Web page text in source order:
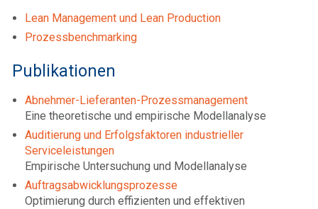
Lean Management und Lean Production
Prozessbenchmarking
Publikationen
Abnehmer-Lieferanten-Prozessmanagement
Eine theoretische und empirische Modellanalyse
Auditierung und Erfolgsfaktoren industrieller
Serviceleistungen
Empirische Untersuchung und Modellanalyse
Auftragsabwicklungsprozesse
Optimierung durch effizienten und effektiven